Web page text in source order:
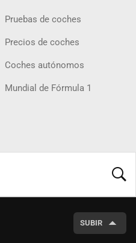
Pruebas de coches
Precios de coches
Coches autónomos
Mundial de Fórmula 1
SUBIR